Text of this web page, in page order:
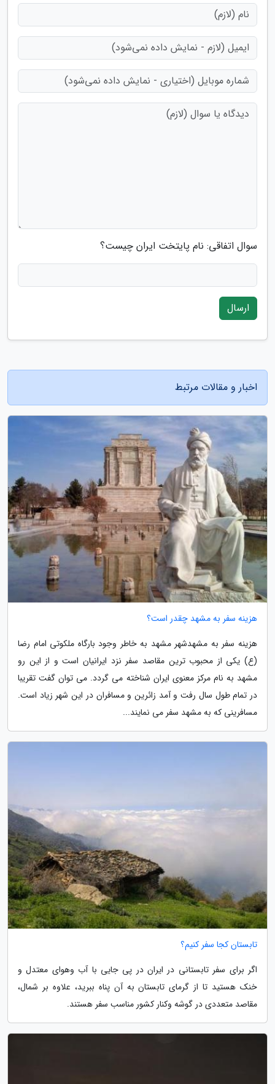
سوال اتفاقی: نام پایتخت ایران چیست؟
ارسال
اخبار و مقالات مرتبط
هزینه سفر به مشهد چقدر است؟
هزینه سفر به مشهدشهر مشهد به خاطر وجود بارگاه ملکوتی امام رضا
(ع) یکی از محبوب ترین مقاصد سفر نزد ایرانیان است و از این رو
مشهد به نام مرکز معنوی ایران شناخته می گردد. می توان گفت تقریبا
در تمام طول سال رفت و آمد زائرین و مسافران در این شهر زیاد است.
مسافرینی که به مشهد سفر می نمایند...
تابستان کجا سفر کنیم؟
اگر برای سفر تابستانی در ایران در پی جایی با آب وهوای معتدل و
خنک هستید تا از گرمای تابستان به آن پناه ببرید، علاوه بر شمال،
مقاصد متعددی در گوشه وکنار کشور مناسب سفر هستند.